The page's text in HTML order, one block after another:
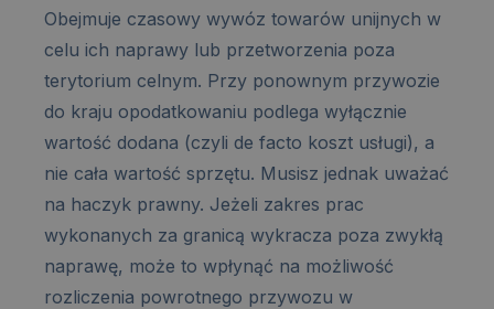
Obejmuje czasowy wywóz towarów unijnych w
celu ich naprawy lub przetworzenia poza
terytorium celnym. Przy ponownym przywozie
do kraju opodatkowaniu podlega wyłącznie
wartość dodana (czyli de facto koszt usługi), a
nie cała wartość sprzętu. Musisz jednak uważać
na haczyk prawny. Jeżeli zakres prac
wykonanych za granicą wykracza poza zwykłą
naprawę, może to wpłynąć na możliwość
rozliczenia powrotnego przywozu w